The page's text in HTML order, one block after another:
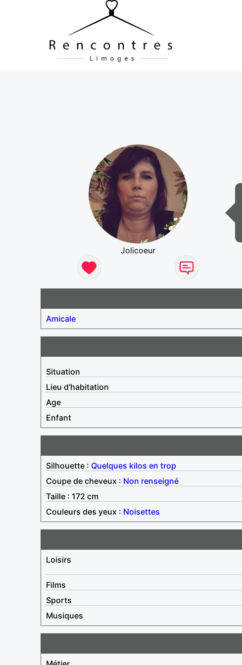
Jolicoeur
Amicale
Situation
Lieu d'habitation
Age
Enfant
Silhouette : Quelques kilos en trop
Coupe de cheveux : Non renseigné
Taille : 172 cm
Couleurs des yeux : Noisettes
Loisirs
Films
Sports
Musiques